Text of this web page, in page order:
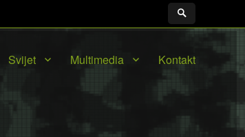
Svijet Multimedia Kontakt